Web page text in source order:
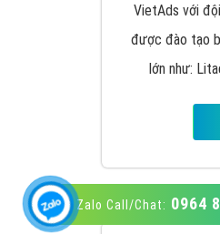
Zalo Call/Chat: 0964
VietAds với
được đào tạo
lớn như: